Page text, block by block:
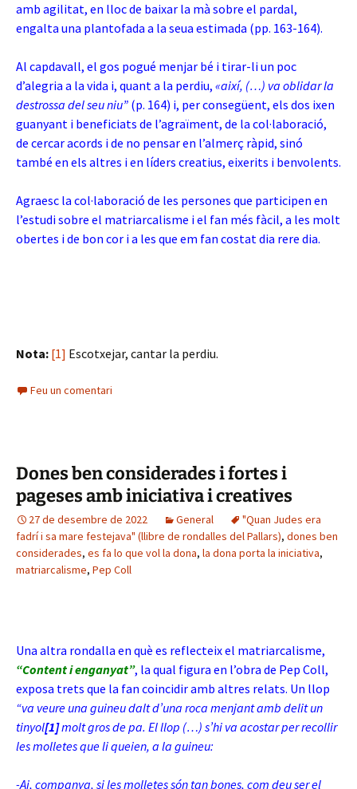
amb agilitat, en lloc de baixar la mà sobre el pardal,
engalta una plantofada a la seua estimada (pp. 163-164).
Al capdavall, el gos pogué menjar bé i tirar-li un poc
d’alegria a la vida i, quant a la perdiu, «així, (…) va oblidar la
destrossa del seu niu” (p. 164) i, per consegüent, els dos ixen
guanyant i beneficiats de l’agraïment, de la col·laboració,
de cercar acords i de no pensar en l’almerç ràpid, sinó
també en els altres i en líders creatius, eixerits i benvolents.
Agraesc la col·laboració de les persones que participen en
l’estudi sobre el matriarcalisme i el fan més fàcil, a les molt
obertes i de bon cor i a les que em fan costat dia rere dia.
Nota: [1] Escotxejar, cantar la perdiu.
Feu un comentari
Dones ben considerades i fortes i
pageses amb iniciativa i creatives
27 de desembre de 2022 General
"Quan Judes era
fadrí i sa mare festejava" (llibre de rondalles del Pallars), dones ben
considerades, es fa lo que vol la dona, la dona porta la iniciativa,
matriarcalisme, Pep Coll
Una altra rondalla en què es reflecteix el matriarcalisme,
“Content i enganyat”, la qual figura en l’obra de Pep Coll,
exposa trets que la fan coincidir amb altres relats. Un llop
“va veure una guineu dalt d’una roca menjant amb delit un
tinyol[1]molt gros de pa. El llop (…) s’hi va acostar per recollir
les molletes que li queien, a la guineu:
-Ai, companya, si les molletes són tan bones, com deu ser el